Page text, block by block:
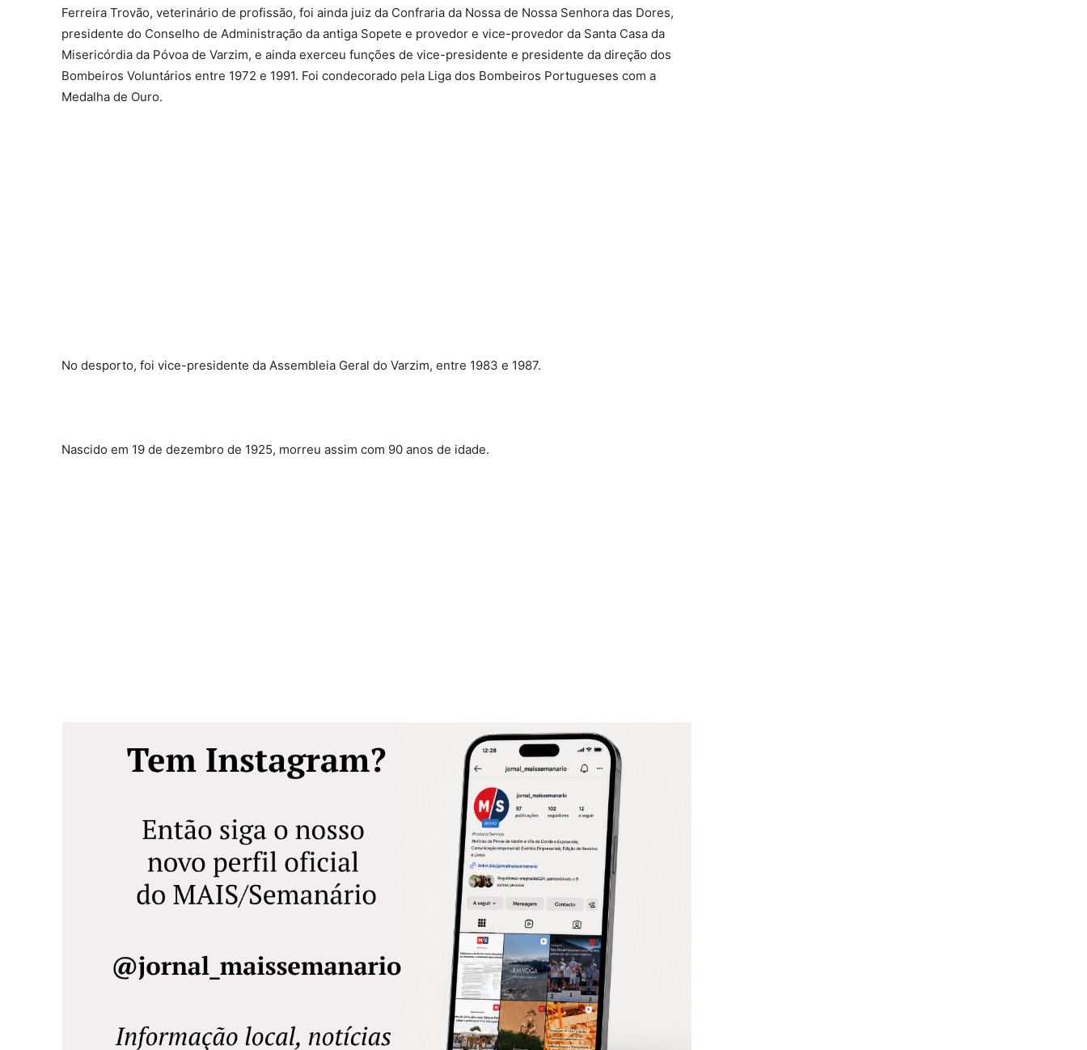
Ferreira Trovão, veterinário de profissão, foi ainda juiz da Confraria da Nossa de Nossa Senhora das Dores,
presidente do Conselho de Administração da antiga Sopete e provedor e vice-provedor da Santa Casa da
Misericórdia da Póvoa de Varzim, e ainda exerceu funções de vice-presidente e presidente da direção dos
Bombeiros Voluntários entre 1972 e 1991. Foi condecorado pela Liga dos Bombeiros Portugueses com a
Medalha de Ouro.
No desporto, foi vice-presidente da Assembleia Geral do Varzim, entre 1983 e 1987.
Nascido em 19 de dezembro de 1925, morreu assim com 90 anos de idade.